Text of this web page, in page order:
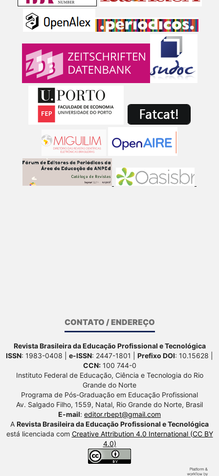
CONTATO / ENDEREÇO
Revista Brasileira da Educação Profissional e Tecnológica
ISSN: 1983-0408 | e-ISSN: 2447-1801 | Prefixo DOI: 10.15628 |
CCN:100 744-0
Instituto Federal de Educação, Ciência e Tecnologia do Rio
Grande do Norte
Programa de Pós-Graduação em Educação Profissional
Av. Salgado Filho, 1559, Natal, Rio Grande do Norte, Brasil
E-mail: editor.rbept@gmail.com
A Revista Brasileira da Educação Profissional e Tecnológica
está licenciada com Creative Attribution 4.0 International (CC BY
4.0)